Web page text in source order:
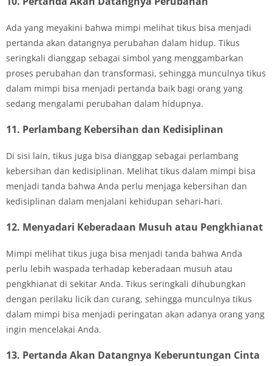
Ada yang meyakini bahwa mimpi melihat tikus bisa menjadi
pertanda akan datangnya perubahan dalam hidup. Tikus
seringkali dianggap sebagai simbol yang menggambarkan
proses perubahan dan transformasi, sehingga munculnya tikus
dalam mimpi bisa menjadi pertanda baik bagi orang yang
sedang mengalami perubahan dalam hidupnya.
11. Perlambang Kebersihan dan Kedisiplinan
Di sisi lain, tikus juga bisa dianggap sebagai perlambang
kebersihan dan kedisiplinan. Melihat tikus dalam mimpi bisa
menjadi tanda bahwa Anda perlu menjaga kebersihan dan
kedisiplinan dalam menjalani kehidupan sehari-hari.
12. Menyadari Keberadaan Musuh atau Pengkhianat
Mimpi melihat tikus juga bisa menjadi tanda bahwa Anda
perlu lebih waspada terhadap keberadaan musuh atau
pengkhianat di sekitar Anda. Tikus seringkali dihubungkan
dengan perilaku licik dan curang, sehingga munculnya tikus
dalam mimpi bisa menjadi peringatan akan adanya orang yang
ingin mencelakai Anda.
13. Pertanda Akan Datangnya Keberuntungan Cinta